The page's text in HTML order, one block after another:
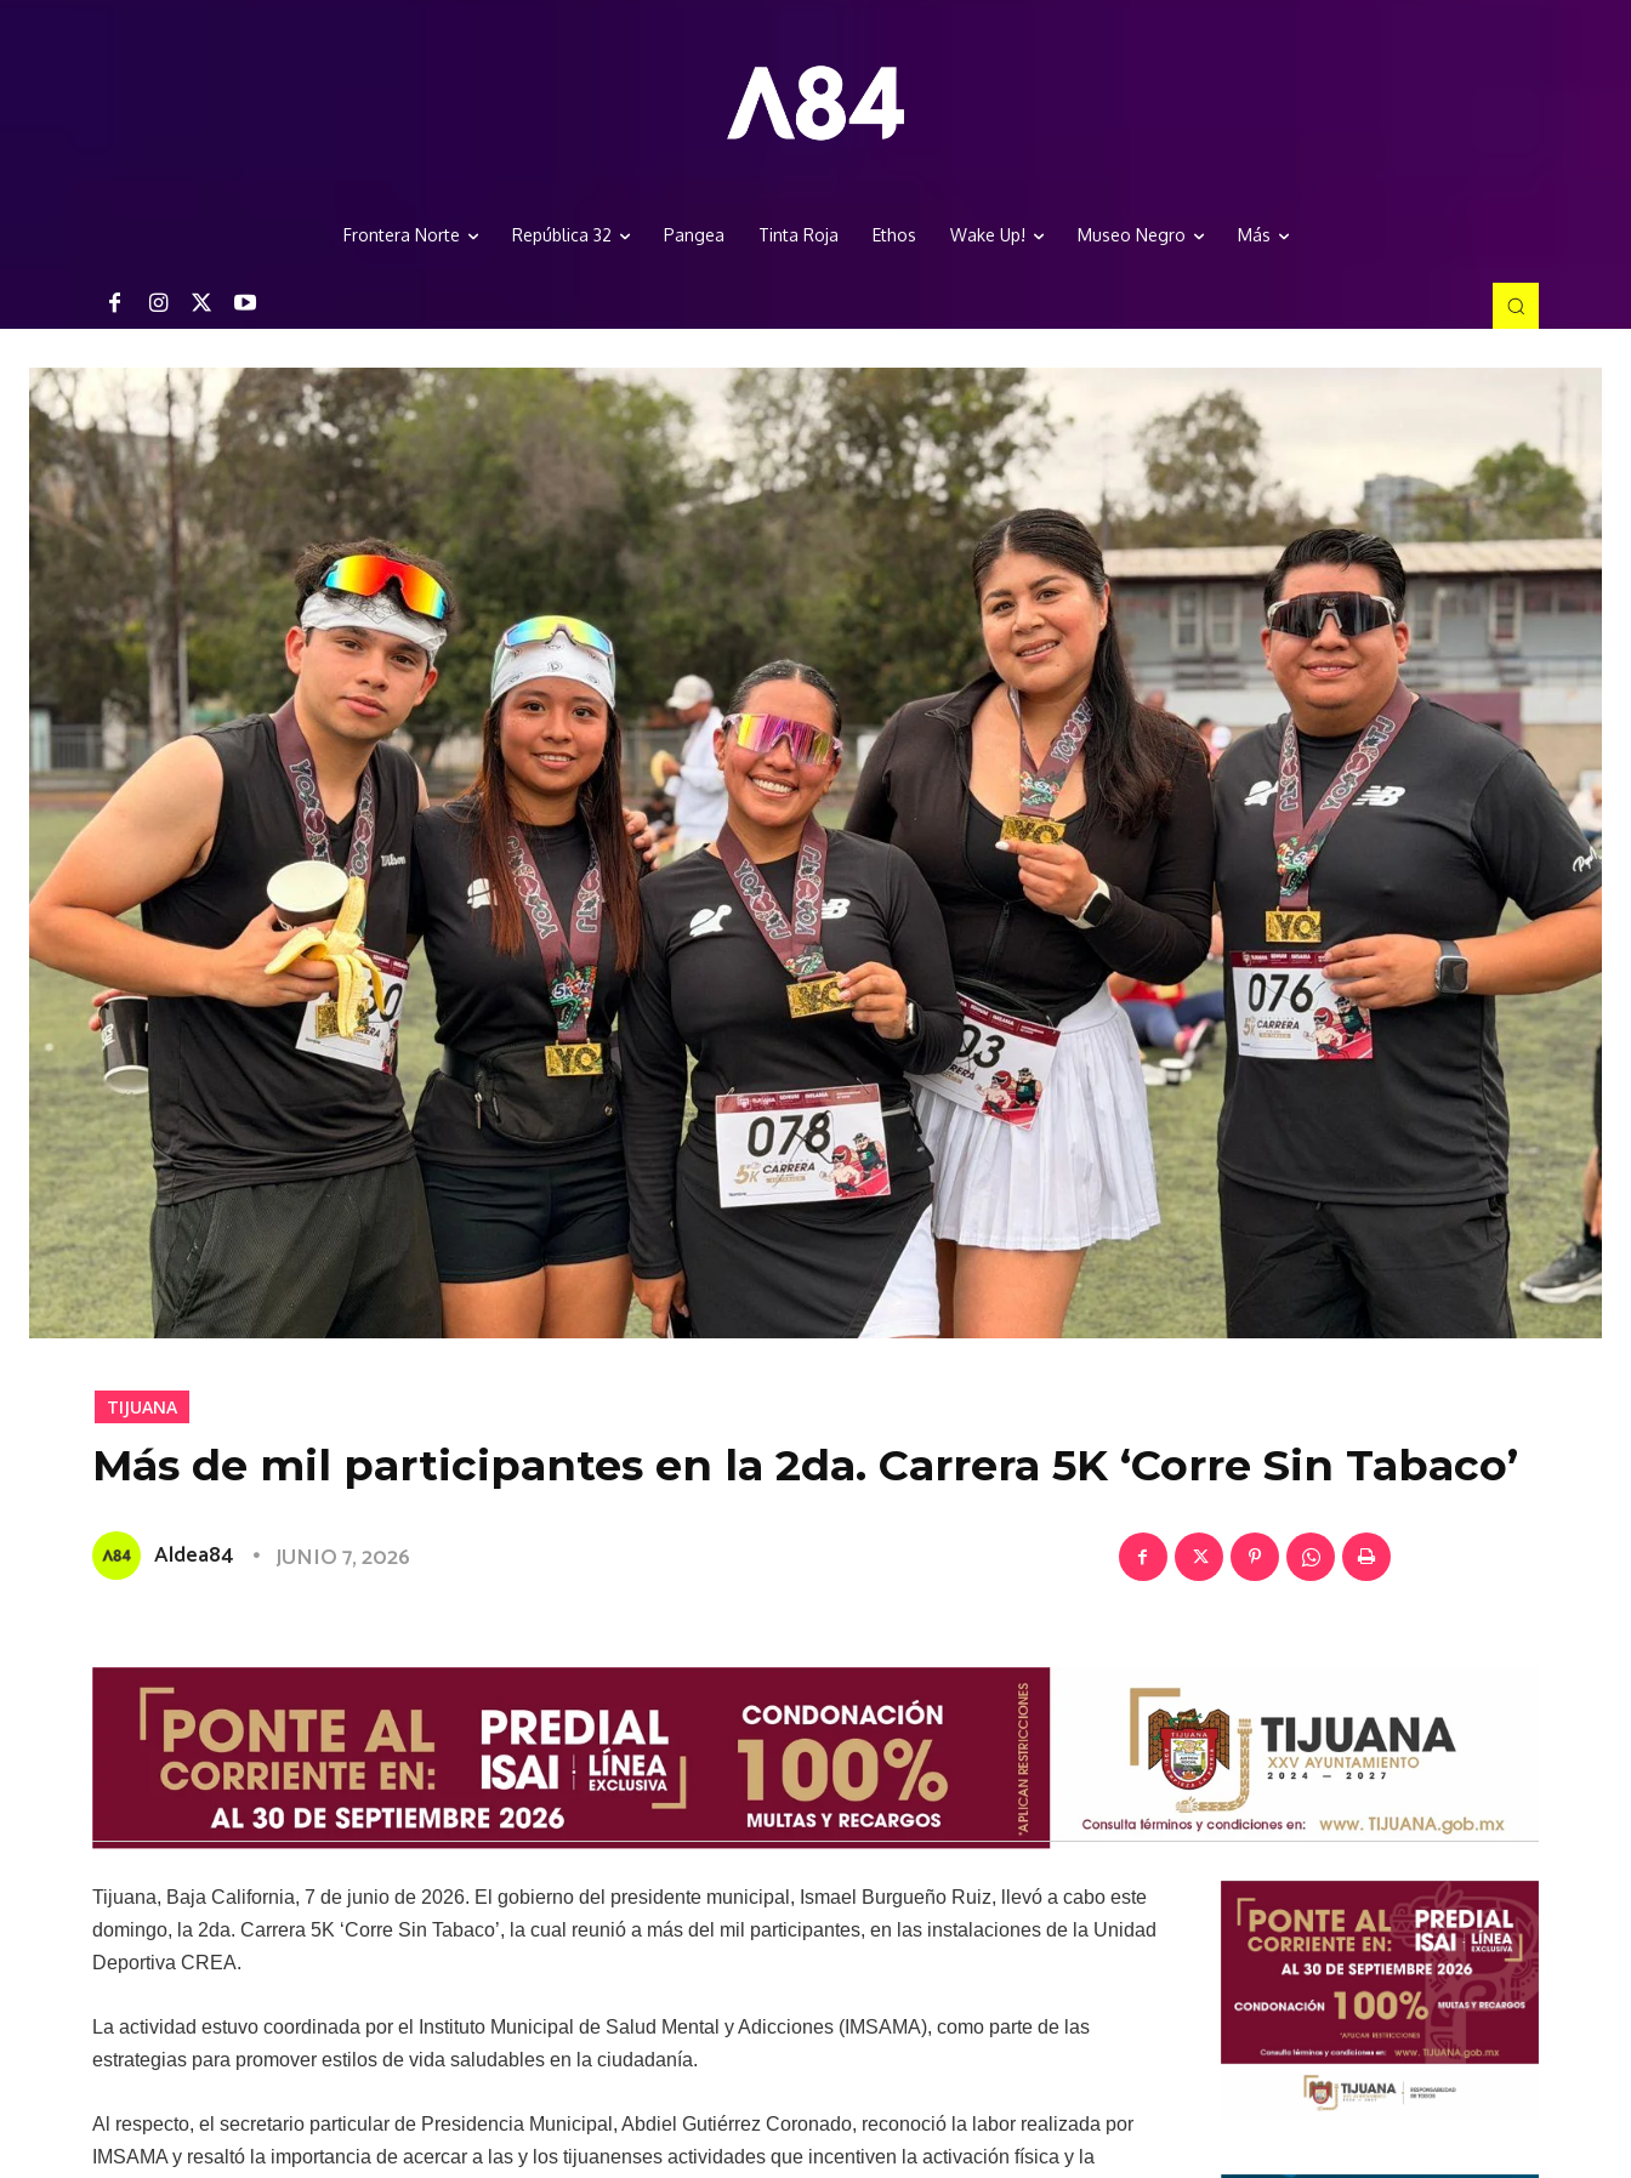
Frontera Norte República 32 Pangea Tinta Roja Ethos Wake Up! Museo Negro Más
TIJUANA
Más de mil participantes en la 2da. Carrera 5K ‘Corre Sin Tabaco’
Aldea84 JUNIO 7, 2026
Tijuana, Baja California, 7 de junio de 2026. El gobierno del presidente municipal, Ismael Burgueño Ruiz, llevó a cabo este
domingo, la 2da. Carrera 5K ‘Corre Sin Tabaco’, la cual reunió a más del mil participantes, en las instalaciones de la Unidad
Deportiva CREA.
La actividad estuvo coordinada por el Instituto Municipal de Salud Mental y Adicciones (IMSAMA), como parte de las
estrategias para promover estilos de vida saludables en la ciudadanía.
Al respecto, el secretario particular de Presidencia Municipal, Abdiel Gutiérrez Coronado, reconoció la labor realizada por
IMSAMA y resaltó la importancia de acercar a las y los tijuanenses actividades que incentiven la activación física y la